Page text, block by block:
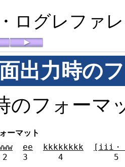
ログレファ
出力時の
のフォーマ
ーマット
ee kkkkkkkk
[iii・
3      4          5